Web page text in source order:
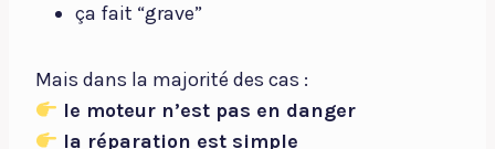
ça fait “grave”
Mais dans la majorité des cas :
le moteur n’est pas en danger
la réparation est simple